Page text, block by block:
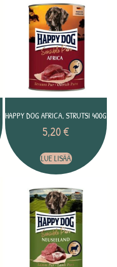
HAPPY DOG AFRICA, STRUTSI 400G
5,20€
LUE LISÄÄ